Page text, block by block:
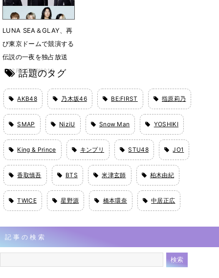
LUNA SEA＆GLAY、再
び東京ドームで競演する
伝説の一夜を独占放送
2月22日 16時01分
話題のタグ
AKB48 乃木坂46 BE:FIRST 指原莉乃
SMAP NiziU Snow Man YOSHIKI
King & Prince キンプリ STU48 JO1
香取慎吾 BTS 米津玄師 柏木由紀
TWICE 星野源 橋本環奈 中居正広
記事の検索